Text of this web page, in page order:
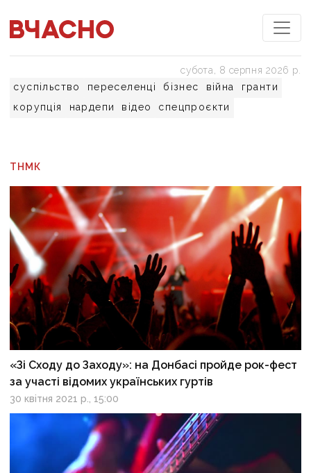
суспільство переселенці бізнес війна
гранти
корупція
нардепи відео спецпроєкти
субота, 8 серпня 2026 р.
ТНМК
«Зі Сходу до Заходу»: на Донбасі пройде рок-фест
за участі відомих українських гуртів
30 квітня 2021 р., 15:00